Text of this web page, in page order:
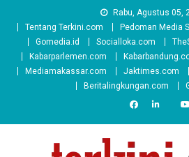
Rabu, Agustus 05,
Tentang Terkini.com
Pedoman Media
Gomedia.id
Socialloka.com
Kabarparlemen.com
Mediamakassar.com
Jaktimes.com
Beritalingkungan.com